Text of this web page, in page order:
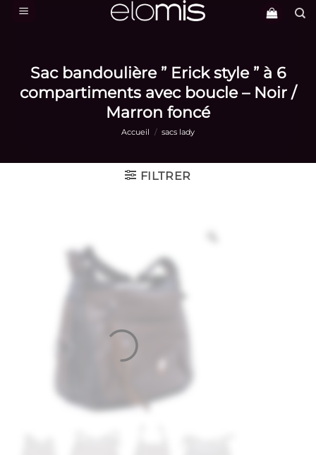
Passer
Sac bandoulière ” Erick style ” à 6
compartiments avec boucle – Noir /
Marron foncé
Accueil / sacs lady
FILTRER